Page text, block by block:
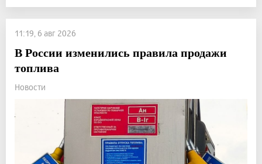
11:19, 6 авг 2026
В России изменились правила продажи
топлива
Новости